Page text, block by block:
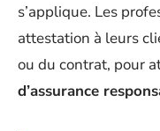
s’applique. Les
attestation à leurs
ou du contrat, pour
d’assurance